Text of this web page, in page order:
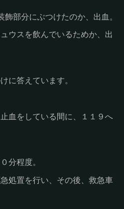
部分にぶつけたのか、出血。
ウスを飲んでいるためか、出
に答えています。
血をしている間に、１１９へ
分程度。
処置を行い、その後、救急車